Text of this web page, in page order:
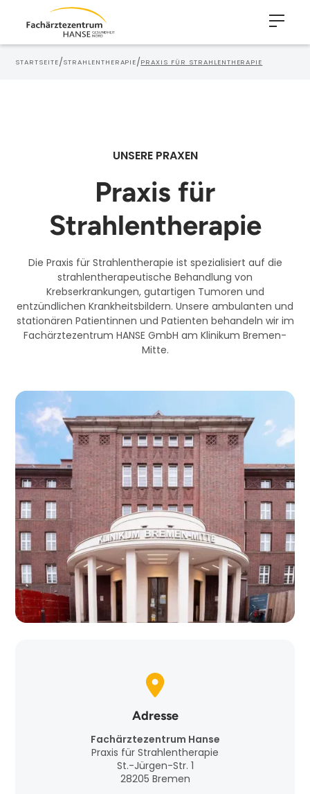
STARTSEITE/STRAHLENTHERAPIE/PRAXIS FÜR STRAHLENTHERAPIE
UNSERE PRAXEN
Praxis für
Strahlentherapie
Die Praxis für Strahlentherapie ist spezialisiert auf die
strahlentherapeutische Behandlung von
Krebserkrankungen, gutartigen Tumoren und
entzündlichen Krankheitsbildern. Unsere ambulanten und
stationären Patientinnen und Patienten behandeln wir im
Fachärztezentrum HANSE GmbH am Klinikum Bremen-
Mitte.
Adresse
Fachärztezentrum Hanse
Praxis für Strahlentherapie
St.-Jürgen-Str. 1
28205 Bremen